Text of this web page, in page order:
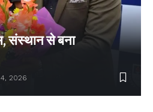
संस्थान से बना
2026